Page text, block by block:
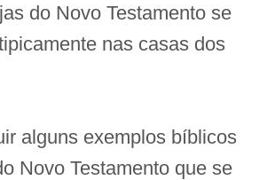
do Novo Testamento se
nas casas dos
alguns exemplos bíblicos
Novo Testamento que se